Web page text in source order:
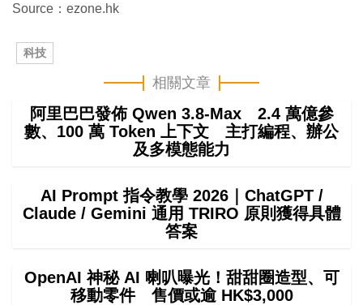
Source：ezone.hk
科技
相關文章
阿里巴巴發佈 Qwen 3.8-Max 2.4 萬億參
數、100 萬 Token 上下文 主打編程、辦公
及多模態能力
AI Prompt 指令教學 2026｜ChatGPT /
Claude / Gemini 通用 TRIRO 原則獲得具體
答案
OpenAI 神秘 AI 喇叭曝光！甜甜圈造型、可
移動零件 售價或逾 HK$3,000